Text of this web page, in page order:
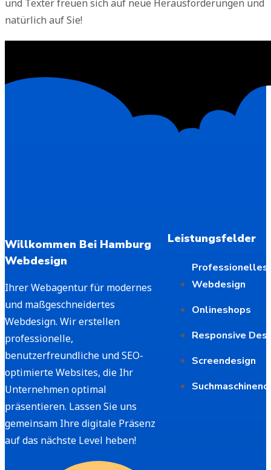
und Texter freuen sich auf neue Herausforderungen und
natürlich auf Sie!
Willkommen Bei Hamburg
Webdesign
Ihrer Webagentur für modernes
und maßgeschneidertes
Webdesign. Wir erstellen
professionelle,
benutzerfreundliche und SEO-
optimierte Websites, die Ihr
Unternehmen optimal
präsentieren. Lassen Sie uns
gemeinsam Ihre digitale Präsenz
auf das nächste Level heben!
Leistungsfelder
Professionelles
Webdesign
Onlineshops
Responsive
Screendesign